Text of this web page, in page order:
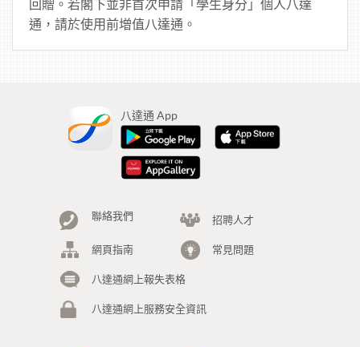
回贈。若閣下並非首次申請「學生身分」個人八達
通，請於使用前增值八達通。
八達通 App
聯絡我們 招聘人才
網頁指南 常見問題
八達通網上報失表格
八達通網上服務安全資訊